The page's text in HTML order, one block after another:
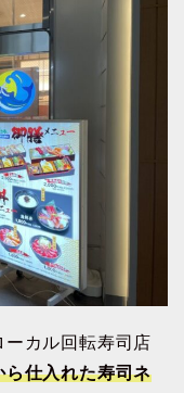
ーカル回転寿司店
仕入れた寿司ネ